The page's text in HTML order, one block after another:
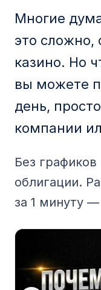
Многие
это сложно,
казино. Но
вы можете
день,
компании
Без
облигации.
за 1 минуту